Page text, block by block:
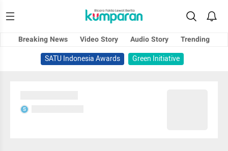
Breaking News Video Story Audio Story
Trending
SATU Indonesia Awards
Green Initiative
S